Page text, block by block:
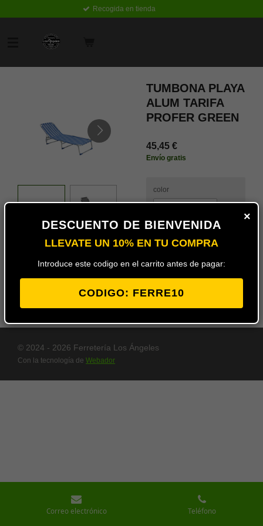
Recogida en tienda
TUMBONA PLAYA
ALUM TARIFA
PROFER GREEN
45,45 €
Envío gratis
color
al
© 2024 - 2026 Ferretería Los Ángeles
Con la tecnología de Webador
Correo electrónico Teléfono
×
DESCUENTO DE BIENVENIDA
LLEVATE UN 10% EN TU COMPRA
Introduce este codigo en el carrito antes de pagar:
CODIGO: FERRE10